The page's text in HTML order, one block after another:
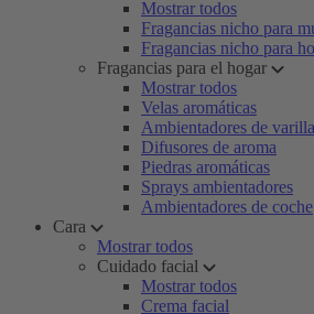
Mostrar todos
Fragancias nicho para
Fragancias nicho para
Fragancias para el hogar
Mostrar todos
Velas aromáticas
Ambientadores de
Difusores de aroma
Piedras aromáticas
Sprays ambientadores
Ambientadores de coche
Cara
Mostrar todos
Cuidado facial
Mostrar todos
Crema facial